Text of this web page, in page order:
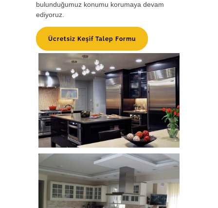
bulunduğumuz konumu korumaya devam
ediyoruz.
Ücretsiz Keşif Talep Formu